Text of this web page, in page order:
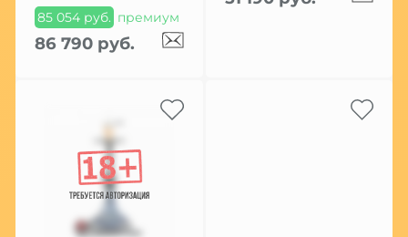
85 054 руб. премиум
86 790 руб.